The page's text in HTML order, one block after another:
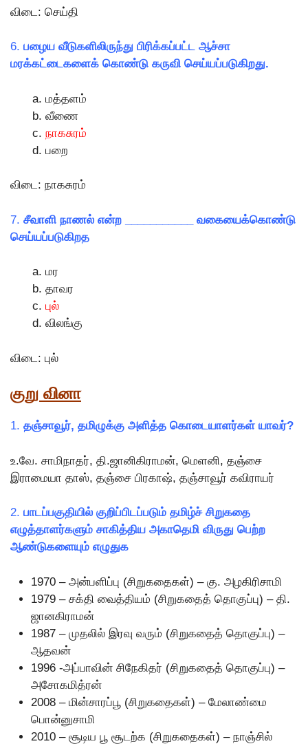
விடை: செய்தி
6. பழைய வீடுகளிலிருந்து பிரிக்கப்பட்ட ஆச்சா
மரக்கட்டைகளைக் கொண்டு கருவி செய்யப்படுகிறது.
மத்தளம்
வீணை
நாகசுரம்
பறை
விடை: நாகசுரம்
7. சீவாளி நாணல் என்ற ___________ வகையைக்கொண்டு
செய்யப்படுகிறத
மர
தாவர
புல்
விலங்கு
விடை: புல்
குறு வினா
1. தஞ்சாவூர், தமிழுக்கு அளித்த கொடையாளர்கள் யாவர்?
உ.வே. சாமிநாதர், தி.ஜானிகிராமன், மெளனி, தஞ்சை
இராமையா தாஸ், தஞ்சை பிரகாஷ், தஞ்சாவூர் கவிராயர்
2. பாடப்பகுதியில் குறிப்பிடப்படும் தமிழ்ச் சிறுகதை
எழுத்தாளர்களும் சாகித்திய அகாதெமி விருது பெற்ற
ஆண்டுகளையும் எழுதுக
1970 – அன்பளிப்பு (சிறுகதைகள்) – கு. அழகிரிசாமி
1979 – சக்தி வைத்தியம் (சிறுகதைத் தொகுப்பு) – தி.
ஜானகிராமன்
1987 – முதலில் இரவு வரும் (சிறுகதைத் தொகுப்பு) –
ஆதவன்
1996 -அப்பாவின் சிநேகிதர் (சிறுகதைத் தொகுப்பு) –
அசோகமித்ரன்
2008 – மின்சாரப்பூ (சிறுகதைகள்) – மேலாண்மை
பொன்னுசாமி
2010 – சூடிய பூ சூடற்க (சிறுகதைகள்) – நாஞ்சில்